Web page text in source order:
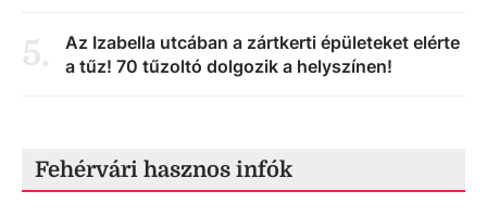
5.
Az Izabella utcában a zártkerti épületeket elérte
a tűz! 70 tűzoltó dolgozik a helyszínen!
Fehérvári hasznos infók